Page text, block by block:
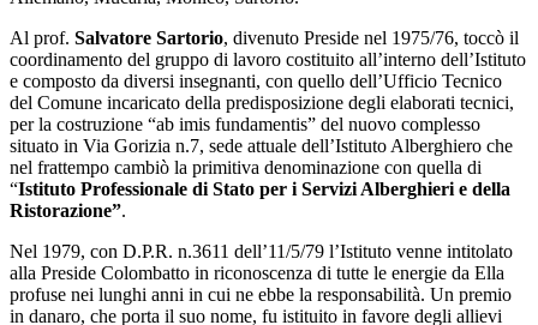
Al prof. Salvatore Sartorio, divenuto Preside nel 1975/76, toccò il
coordinamento del gruppo di lavoro costituito all’interno dell’Istituto
e composto da diversi insegnanti, con quello dell’Ufficio Tecnico
del Comune incaricato della predisposizione degli elaborati tecnici,
per la costruzione “ab imis fundamentis” del nuovo complesso
situato in Via Gorizia n.7, sede attuale dell’Istituto Alberghiero che
nel frattempo cambiò la primitiva denominazione con quella di
“Istituto Professionale di Stato per i Servizi Alberghieri e della
Ristorazione”.
Nel 1979, con D.P.R. n.3611 dell’11/5/79 l’Istituto venne intitolato
alla Preside Colombatto in riconoscenza di tutte le energie da Ella
profuse nei lunghi anni in cui ne ebbe la responsabilità. Un premio
in danaro, che porta il suo nome, fu istituito in favore degli allievi